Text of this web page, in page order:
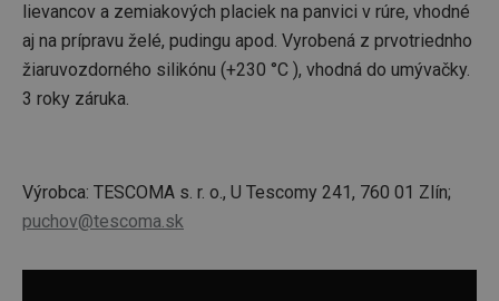
lievancov a zemiakových placiek na panvici v rúre, vhodné
aj na prípravu želé, pudingu apod. Vyrobená z prvotriednho
žiaruvozdorného silikónu (+230 °C ), vhodná do umývačky.
3 roky záruka.
Výrobca: TESCOMA s. r. o., U Tescomy 241, 760 01 Zlín;
puchov@tescoma.sk